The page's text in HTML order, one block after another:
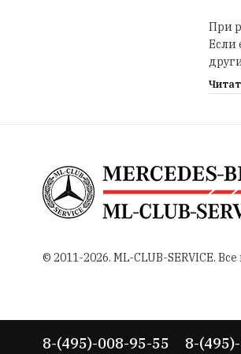
При
Если
В
© 2011-2026. ML-CLUB-SERVICE.
8-(495)-008-95-55 8-